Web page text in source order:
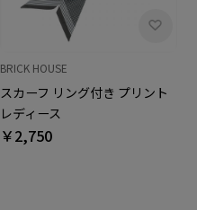
BRICK HOUSE
スカーフ リング付き プリント
レディース
￥2,750